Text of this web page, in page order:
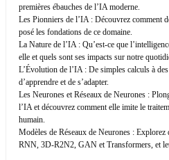
premières ébauches de l’IA moderne.
Les Pionniers de l’IA : Découvrez comment
posé les fondations de ce domaine.
La Nature de l’IA : Qu’est-ce que
elle et quels sont ses impacts sur notre
L’Évolution de l’IA : De simples calculs à
d’apprendre et de s’adapter.
Les Neurones et Réseaux de Neurones :
l’IA et découvrez comment elle imite le
humain.
Modèles de Réseaux de Neurones :
RNN, 3D-R2N2, GAN et Transformers, et